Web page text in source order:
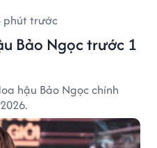
phút trước
Bảo Ngọc trước 1
hậu Bảo Ngọc chính